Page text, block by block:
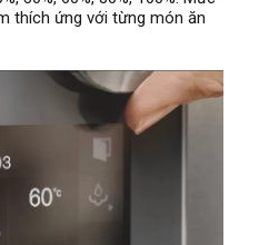
thích ứng với từng món ăn